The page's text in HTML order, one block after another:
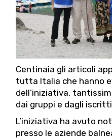
Centinaia gli articoli
tutta Italia che hanno
dell’iniziativa,
dai gruppi e dagli
L’iniziativa ha avuto
presso le aziende